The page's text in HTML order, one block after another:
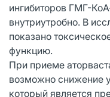
ингибиторов ГМГ-
внутриутробно. В
показано
функцию.
При приеме
возможно снижение
который является